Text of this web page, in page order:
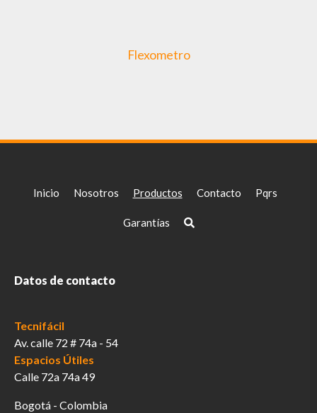
Flexometro
Inicio Nosotros Productos Contacto Pqrs
Garantías
Datos de contacto
Tecnifácil
Av. calle 72 # 74a - 54
Espacios Útiles
Calle 72a 74a 49
Bogotá - Colombia